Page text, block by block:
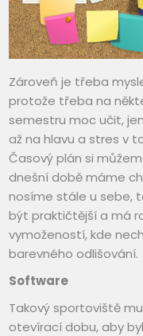
Zároveň je třeba
protože třeba na
semestru moc učit,
až na hlavu a stres v
Časový plán si
dnešní době máme
nosíme stále u sebe,
být praktičtější a má
vymožeností, kde
barevného odlišování.
Software
Takový sportoviště
otevírací dobu, aby